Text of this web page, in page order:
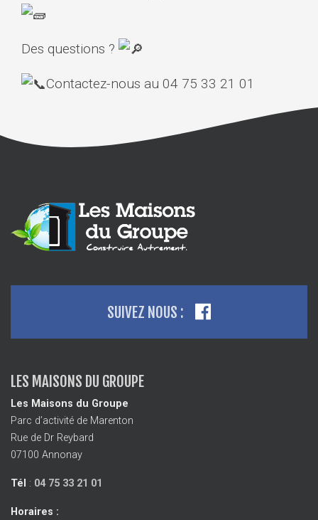
Des questions ?
Contactez-nous au 04 75 33 21 01
SUIVEZ NOUS :
LES MAISONS DU GROUPE
Les Maisons du Groupe
Parc d’activité de Marenton
Rue de Dr Reybard
07100 Annonay
Tél : 04 75 33 21 01
Horaires :